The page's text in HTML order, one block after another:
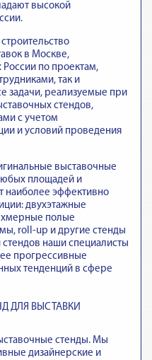
высокой
в Москве,
по проектам,
так и
задачи, реализуемые при
стендов,
с учетом
и условий проведения
выставочные
площадей и
наиболее эффективно
двухэтажные
полые
roll-up и другие стенды
стендов наши специалисты
прогрессивные
тенденций в сфере
ДЛЯ ВЫСТАВКИ
стенды. Мы
дизайнерские и